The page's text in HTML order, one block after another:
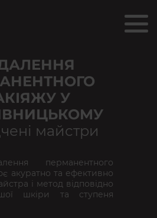
У
майстри
перманентного
акуратно та ефективно
і метод відповідно
шкіри та ступеня